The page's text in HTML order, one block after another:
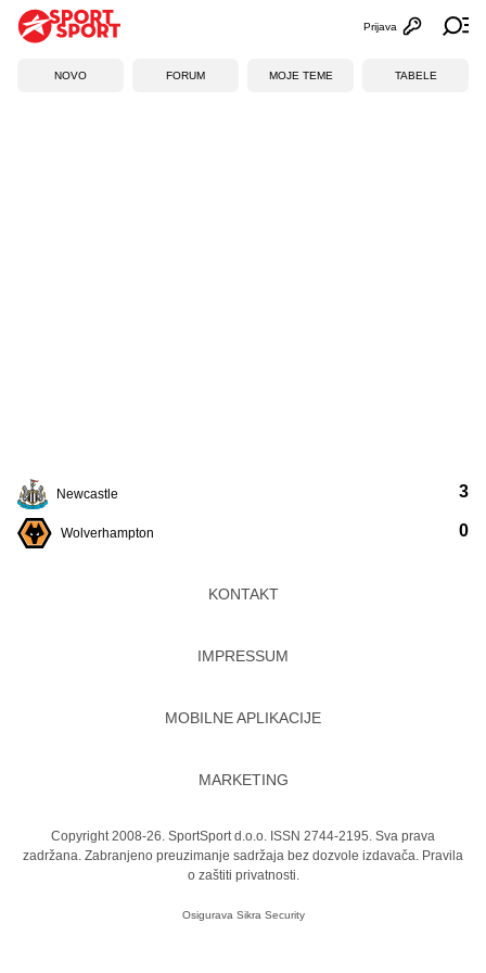
Otvori
Prijava
NOVO FORUM MOJE TEME TABELE
Newcastle
Wolverhampton
3
0
KONTAKT
IMPRESSUM
MOBILNE APLIKACIJE
MARKETING
Copyright 2008-26. SportSport d.o.o. ISSN 2744-2195. Sva prava
zadržana. Zabranjeno preuzimanje sadržaja bez dozvole izdavača. Pravila
o zaštiti privatnosti.
Osigurava Sikra Security